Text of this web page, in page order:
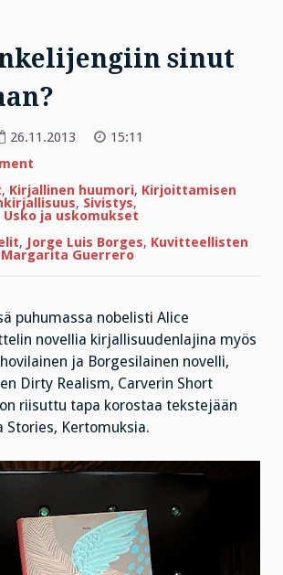
sinut
26.11.2013
15:11
enkelijengiin
sinut
sijoitetaan?
, Kirjallinen huumori, Kirjoittamisen
, Sivistys,
Usko ja uskomukset
, Jorge Luis Borges, Kuvitteellisten
Margarita Guerrero
puhumassa nobelisti Alice
novellia kirjallisuudenlajina myös
ja Borgesilainen novelli,
Dirty Realism, Carverin Short
riisuttu tapa korostaa tekstejään
Stories, Kertomuksia.